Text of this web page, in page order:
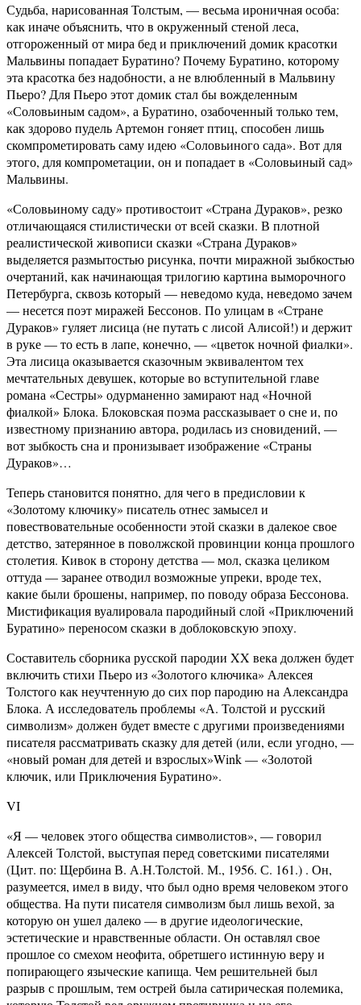
Судьба, нарисованная Толстым, — весьма ироничная особа:
как иначе объяснить, что в окруженный стеной леса,
отгороженный от мира бед и приключений домик красотки
Мальвины попадает Буратино? Почему Буратино, которому
эта красотка без надобности, а не влюбленный в Мальвину
Пьеро? Для Пьеро этот домик стал бы вожделенным
«Соловьиным садом», а Буратино, озабоченный только тем,
как здорово пудель Артемон гоняет птиц, способен лишь
скомпрометировать саму идею «Соловьиного сада». Вот для
этого, для компрометации, он и попадает в «Соловьиный сад»
Мальвины.
«Соловьиному саду» противостоит «Страна Дураков», резко
отличающаяся стилистически от всей сказки. В плотной
реалистической живописи сказки «Страна Дураков»
выделяется размытостью рисунка, почти миражной зыбкостью
очертаний, как начинающая трилогию картина выморочного
Петербурга, сквозь который — неведомо куда, неведомо зачем
— несется поэт миражей Бессонов. По улицам в «Стране
Дураков» гуляет лисица (не путать с лисой Алисой!) и держит
в руке — то есть в лапе, конечно, — «цветок ночной фиалки».
Эта лисица оказывается сказочным эквивалентом тех
мечтательных девушек, которые во вступительной главе
романа «Сестры» одурманенно замирают над «Ночной
фиалкой» Блока. Блоковская поэма рассказывает о сне и, по
известному признанию автора, родилась из сновидений, —
вот зыбкость сна и пронизывает изображение «Страны
Дураков»…
Теперь становится понятно, для чего в предисловии к
«Золотому ключику» писатель отнес замысел и
повествовательные особенности этой сказки в далекое свое
детство, затерянное в поволжской провинции конца прошлого
столетия. Кивок в сторону детства — мол, сказка целиком
оттуда — заранее отводил возможные упреки, вроде тех,
какие были брошены, например, по поводу образа Бессонова.
Мистификация вуалировала пародийный слой «Приключений
Буратино» переносом сказки в доблоковскую эпоху.
Составитель сборника русской пародии XX века должен будет
включить стихи Пьеро из «Золотого ключика» Алексея
Толстого как неучтенную до сих пор пародию на Александра
Блока. А исследователь проблемы «А. Толстой и русский
символизм» должен будет вместе с другими произведениями
писателя рассматривать сказку для детей (или, если угодно, —
«новый роман для детей и взрослых»Wink — «Золотой
ключик, или Приключения Буратино».
VI
«Я — человек этого общества символистов», — говорил
Алексей Толстой, выступая перед советскими писателями
(Цит. по: Щербина В. А.Н.Толстой. М., 1956. С. 161.) . Он,
разумеется, имел в виду, что был одно время человеком этого
общества. На пути писателя символизм был лишь вехой, за
которую он ушел далеко — в другие идеологические,
эстетические и нравственные области. Он оставлял свое
прошлое со смехом неофита, обретшего истинную веру и
попирающего языческие капища. Чем решительней был
разрыв с прошлым, тем острей была сатирическая полемика,